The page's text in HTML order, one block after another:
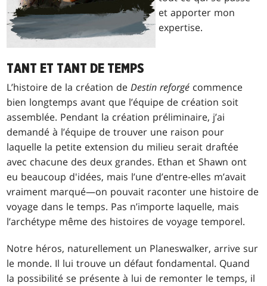
et apporter mon
expertise.
TANT ET TANT DE TEMPS
L’histoire de la création deDestin reforgé commence
bien longtemps avant que l’équipe de création soit
assemblée. Pendant la création préliminaire, j’ai
demandé à l’équipe de trouver une raison pour
laquelle la petite extension du milieu serait draftée
avec chacune des deux grandes. Ethan et Shawn ont
eu beaucoup d'idées, mais l’une d’entre-elles m’avait
vraiment marqué—on pouvait raconter une histoire de
voyage dans le temps. Pas n’importe laquelle, mais
l’archétype même des histoires de voyage temporel.
Notre héros, naturellement un Planeswalker, arrive sur
le monde. Il lui trouve un défaut fondamental. Quand
la possibilité se présente à lui de remonter le temps, il